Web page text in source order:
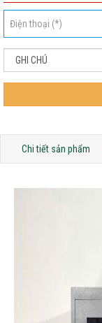
Chi tiết sản phẩm